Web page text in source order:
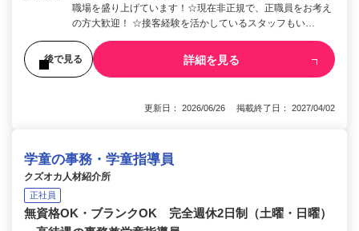
職場を盛り上げています！☆現在非正規で、正職員をお考え
の方大歓迎！ ☆接客経験を活かしているスタッフもい…
後で見る 詳細を見る
更新日： 2026/06/26 掲載終了日： 2027/04/02
学童の事務・学童指導員
クズオカ人材紹介所
正社員
無資格OK・ブランクOK 完全週休2日制（土曜・日曜）